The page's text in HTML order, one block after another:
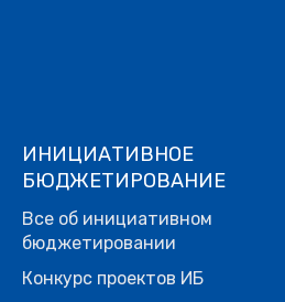
ИНИЦИАТИВНОЕ
БЮДЖЕТИРОВАНИЕ
Все об инициативном
бюджетировании
Конкурс проектов ИБ